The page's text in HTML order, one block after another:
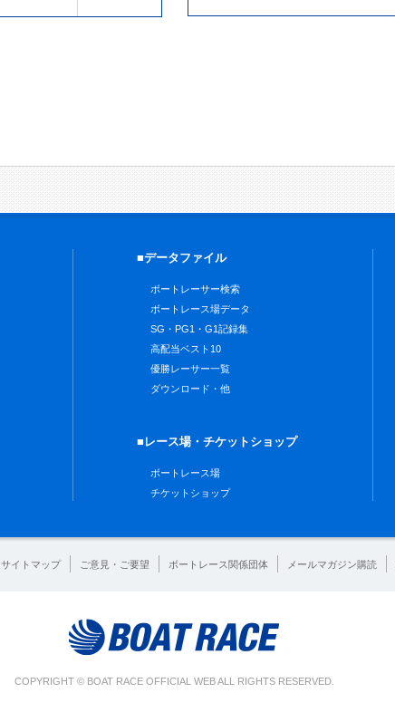
■データファイル
ボートレーサー検索
ボートレース場データ
SG・PG1・G1記録集
高配当ベスト10
優勝レーサー一覧
ダウンロード・他
■レース場・チケットショップ
ボートレース場
チケットショップ
サイトマップ ご意見・ご要望 ボートレース関係団体 メールマガジン購読
COPYRIGHT © BOAT RACE OFFICIAL WEB ALL RIGHTS RESERVED.